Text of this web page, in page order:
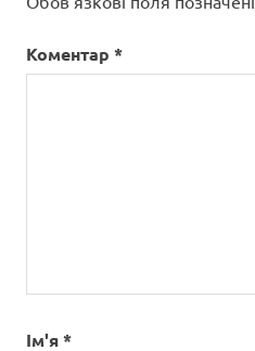
Коментар *
Ім'я*